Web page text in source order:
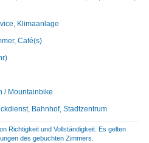
Klimaanlage
Café(s)
/ Mountainbike
Bahnhof, Stadtzentrum
Richtigkeit und Vollständigkeit. Es gelten
des gebuchten Zimmers.